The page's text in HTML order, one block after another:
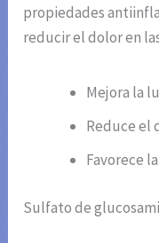
propiedades
reducir el dolor en
Mejora la
Reduce el
Favorece
Sulfato de